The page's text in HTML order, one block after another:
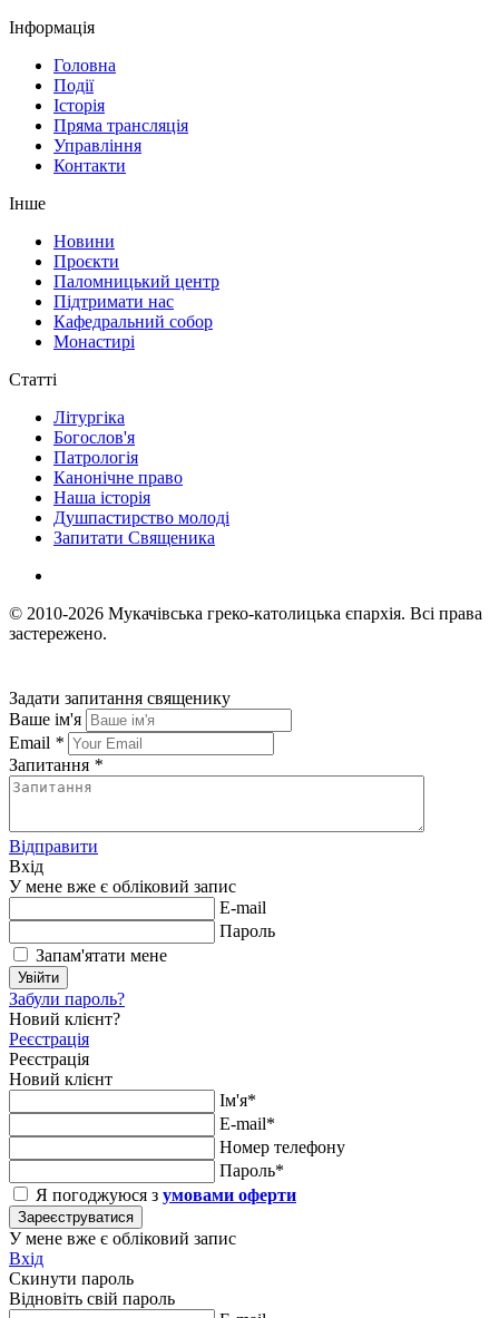
Інформація
Головна
Події
Історія
Пряма трансляція
Управління
Контакти
Інше
Новини
Проєкти
Паломницький центр
Підтримати нас
Кафедральний собор
Монастирі
Статті
Літургіка
Богослов'я
Патрологія
Канонічне право
Наша історія
Душпастирство молоді
Запитати Священика
© 2010-2026 Мукачівська греко-католицька єпархія. Всі права
застережено.
Задати запитання священику
Ваше ім'я
Email *
Запитання *
Відправити
Вхід
У мене вже є обліковий запис
E-mail
Пароль
Запам'ятати мене
Увійти
Забули пароль?
Новий клієнт?
Реєстрація
Реєстрація
Новий клієнт
Ім'я*
E-mail*
Номер телефону
Пароль*
Я погоджуюся з умовами оферти
Зареєструватися
У мене вже є обліковий запис
Вхід
Скинути пароль
Відновіть свій пароль